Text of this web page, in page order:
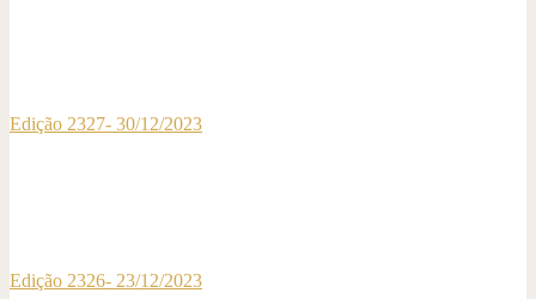
Edição 2327- 30/12/2023
Edição 2326- 23/12/2023